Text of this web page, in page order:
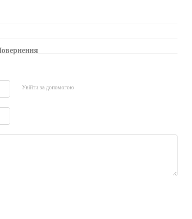
Увійти за допомогою